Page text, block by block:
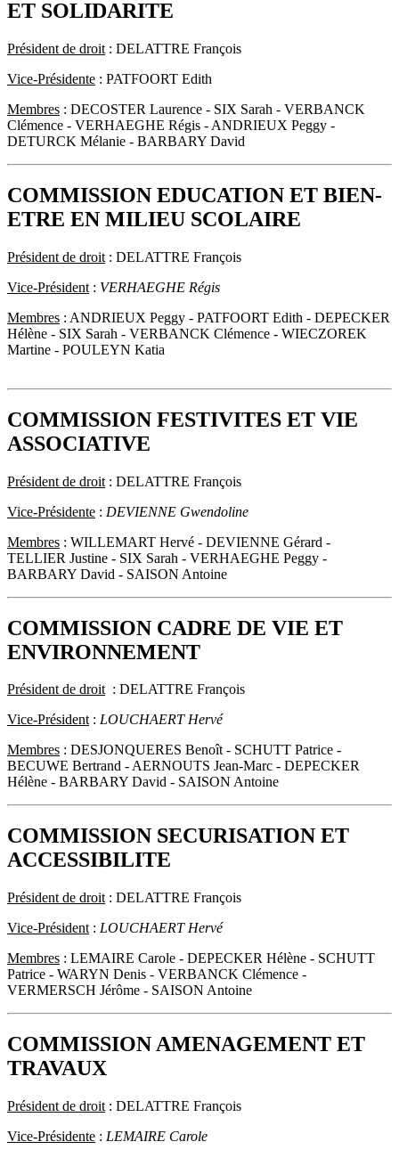
ET SOLIDARITE
Président de droit : DELATTRE François
Vice-Présidente : PATFOORT Edith
Membres : DECOSTER Laurence - SIX Sarah - VERBANCK
Clémence - VERHAEGHE Régis - ANDRIEUX Peggy -
DETURCK Mélanie - BARBARY David
COMMISSION EDUCATION ET BIEN-
ETRE EN MILIEU SCOLAIRE
Président de droit : DELATTRE François
Vice-Président : VERHAEGHE Régis
Membres : ANDRIEUX Peggy - PATFOORT Edith - DEPECKER
Hélène - SIX Sarah - VERBANCK Clémence - WIECZOREK
Martine - POULEYN Katia
COMMISSION FESTIVITES ET VIE
ASSOCIATIVE
Président de droit : DELATTRE François
Vice-Présidente : DEVIENNE Gwendoline
Membres : WILLEMART Hervé - DEVIENNE Gérard -
TELLIER Justine - SIX Sarah - VERHAEGHE Peggy -
BARBARY David - SAISON Antoine
COMMISSION CADRE DE VIE ET
ENVIRONNEMENT
Président de droit: DELATTRE François
Vice-Président: LOUCHAERT Hervé
Membres : DESJONQUERES Benoît - SCHUTT Patrice -
BECUWE Bertrand - AERNOUTS Jean-Marc - DEPECKER
Hélène - BARBARY David - SAISON Antoine
COMMISSION SECURISATION ET
ACCESSIBILITE
Président de droit : DELATTRE François
Vice-Président : LOUCHAERT Hervé
Membres : LEMAIRE Carole - DEPECKER Hélène - SCHUTT
Patrice - WARYN Denis - VERBANCK Clémence -
VERMERSCH Jérôme - SAISON Antoine
COMMISSION AMENAGEMENT ET
TRAVAUX
Président de droit : DELATTRE François
Vice-Présidente : LEMAIRE Carole